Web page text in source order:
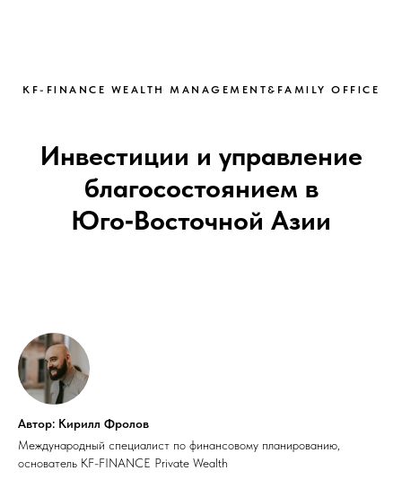
KF-FINANCE WEALTH MANAGEMENT&FAMILY OFFICE
Инвестиции и управление
благосостоянием в
Юго‑Восточной Азии
Автор: Кирилл Фролов
Международный специалист по финансовому планированию,
основатель KF-FINANCE Private Wealth